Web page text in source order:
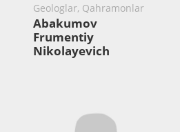
Geologlar, Qahramonlar
Abakumov
Frumentiy
Nikolayevich